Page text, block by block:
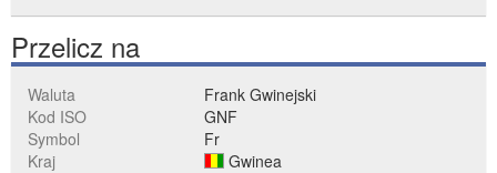
Przelicz na
Waluta
Frank Gwinejski
Kod ISO
GNF
Symbol
Fr
Kraj
Gwinea